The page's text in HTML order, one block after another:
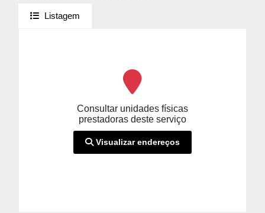
Listagem
Consultar unidades físicas
prestadoras deste serviço
Visualizar endereços